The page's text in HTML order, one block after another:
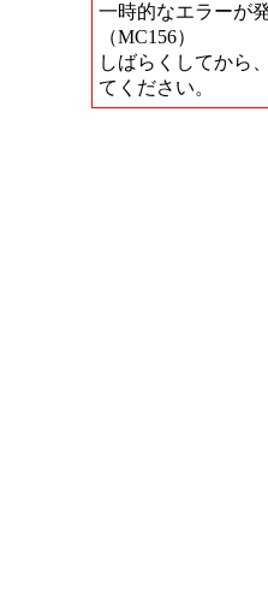
一時的なエラーが
（MC156）
しばらくしてから
てください。